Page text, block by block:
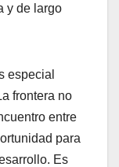
y de largo
especial
frontera no
entre
para
Es